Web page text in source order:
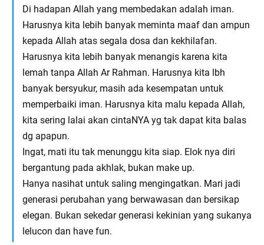
Di hadapan Allah yang membedakan adalah iman.
Harusnya kita lebih banyak meminta maaf dan ampun
kepada Allah atas segala dosa dan kekhilafan.
Harusnya kita lebih banyak menangis karena kita
lemah tanpa Allah Ar Rahman. Harusnya kita lbh
banyak bersyukur, masih ada kesempatan untuk
memperbaiki iman. Harusnya kita malu kepada Allah,
kita sering lalai akan cintaNYA yg tak dapat kita balas
dg apapun.
Ingat, mati itu tak menunggu kita siap. Elok nya diri
bergantung pada akhlak, bukan make up.
Hanya nasihat untuk saling mengingatkan. Mari jadi
generasi perubahan yang berwawasan dan bersikap
elegan. Bukan sekedar generasi kekinian yang sukanya
lelucon dan have fun.